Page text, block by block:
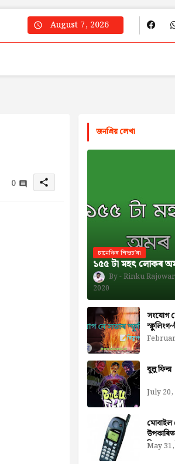
August 7, 2026
0 share
জনপ্রিয় লেখা
চানেকিৰ শিশুচ'ৰা
১৫৫ টা মহৎ লোকৰ
Rinku Rajowar
2020
সংযোগ
বুলু ফিল্ম
July 20,
মোবাইল
নিজৰা
May